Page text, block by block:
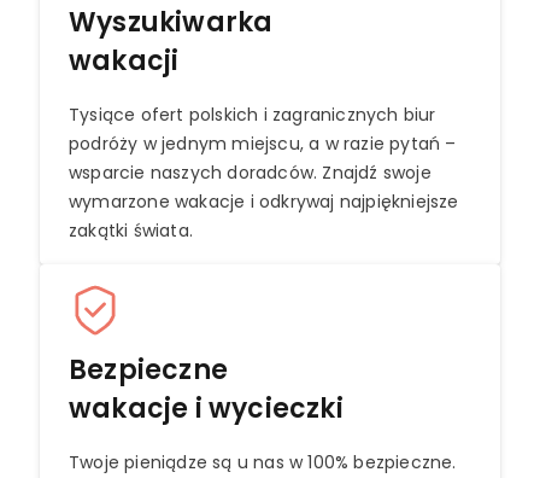
Wyszukiwarka
wakacji
Tysiące ofert polskich i zagranicznych biur
podróży w jednym miejscu, a w razie pytań –
wsparcie naszych doradców. Znajdź swoje
wymarzone wakacje i odkrywaj najpiękniejsze
zakątki świata.
Bezpieczne
wakacje i wycieczki
Twoje pieniądze są u nas w 100% bezpieczne.